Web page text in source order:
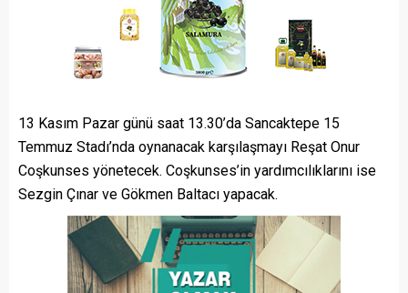
13 Kasım Pazar günü saat 13.30’da Sancaktepe 15
Temmuz Stadı’nda oynanacak karşılaşmayı Reşat Onur
Coşkunses yönetecek. Coşkunses’in yardımcılıklarını ise
Sezgin Çınar ve Gökmen Baltacı yapacak.